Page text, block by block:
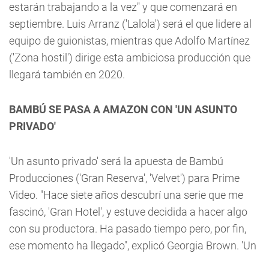
estarán trabajando a la vez" y que comenzará en
septiembre. Luis Arranz ('Lalola') será el que lidere al
equipo de guionistas, mientras que Adolfo Martínez
('Zona hostil') dirige esta ambiciosa producción que
llegará también en 2020.
BAMBÚ SE PASA A AMAZON CON 'UN ASUNTO
PRIVADO'
'Un asunto privado' será la apuesta de Bambú
Producciones ('Gran Reserva', 'Velvet') para Prime
Video. "Hace siete años descubrí una serie que me
fascinó, 'Gran Hotel', y estuve decidida a hacer algo
con su productora. Ha pasado tiempo pero, por fin,
ese momento ha llegado", explicó Georgia Brown. 'Un